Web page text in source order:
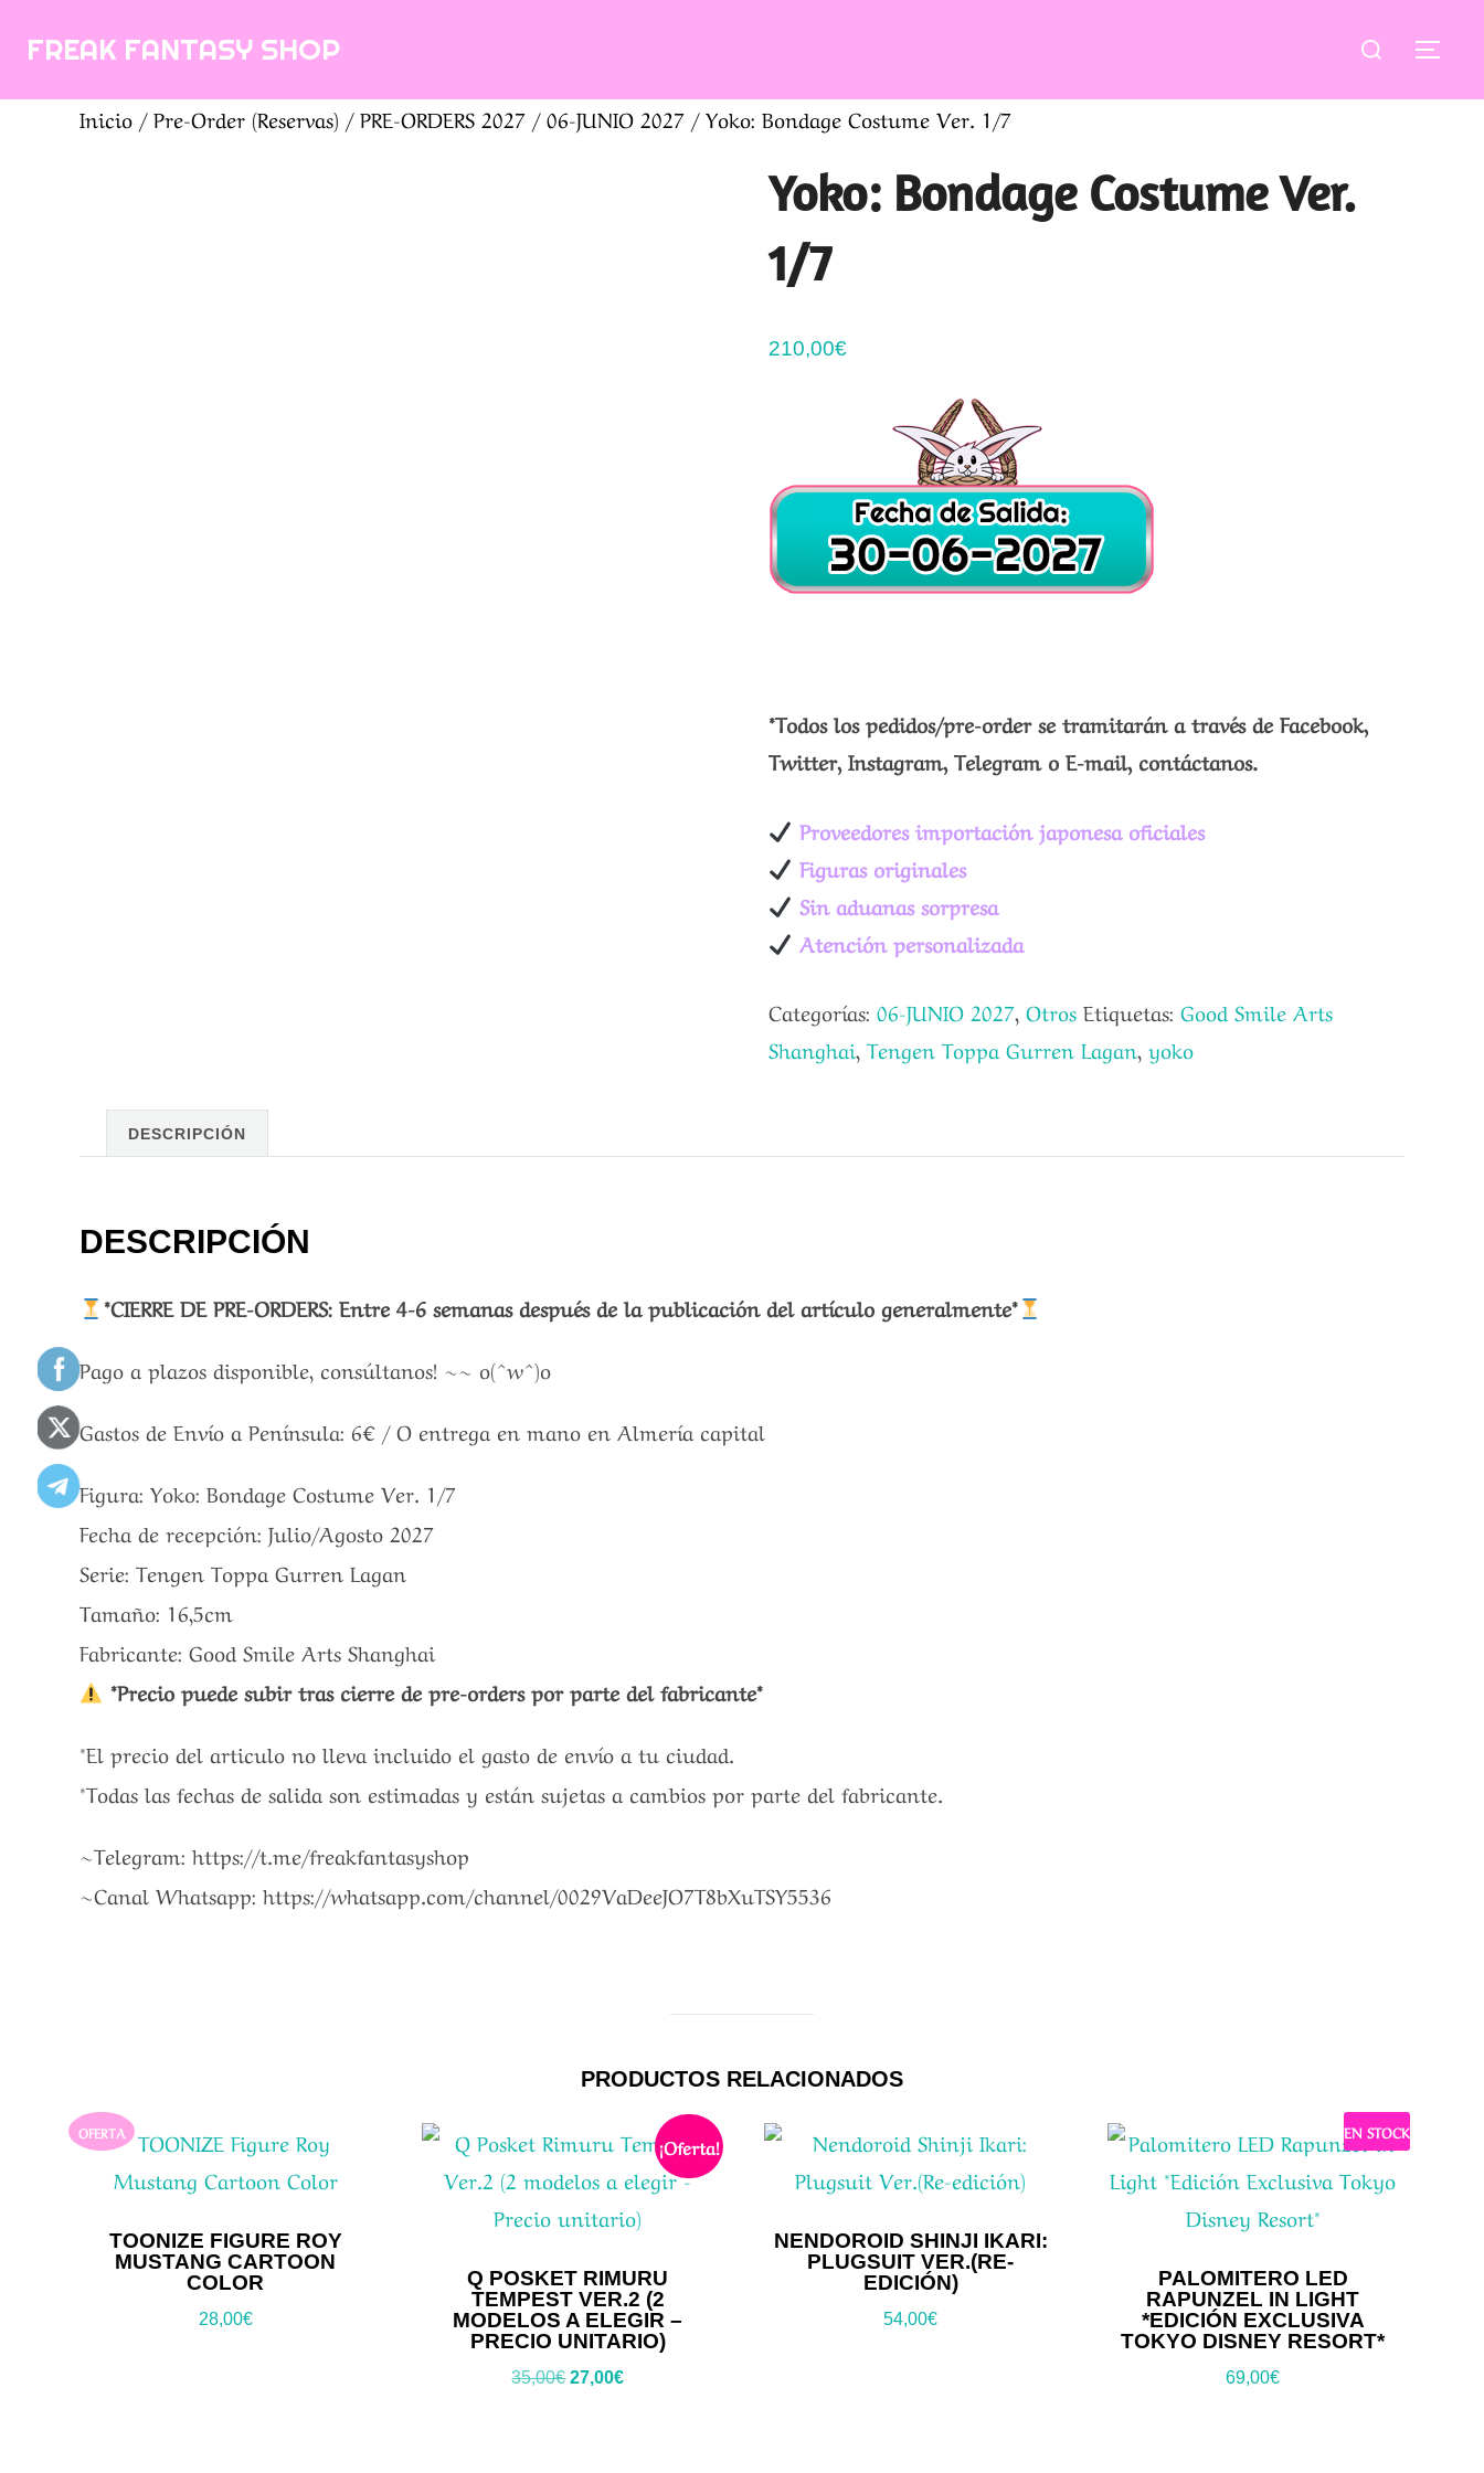
contenido
FREAK FANTASY SHOP Buscar:
Inicio /Pre-Order (Reservas) /PRE-ORDERS 2027 /06-JUNIO 2027 / Yoko: Bondage Costume Ver. 1/7
Yoko: Bondage Costume Ver.
1/7
210,00€
*Todos los pedidos/pre-order se tramitarán a través de Facebook,
Twitter, Instagram, Telegram o E-mail, contáctanos.
Proveedores importación japonesa oficiales
Figuras originales
Sin aduanas sorpresa
Atención personalizada
Categorías: 06-JUNIO 2027, Otros Etiquetas: Good Smile Arts
Shanghai, Tengen Toppa Gurren Lagan, yoko
DESCRIPCIÓN
DESCRIPCIÓN
*CIERRE DE PRE-ORDERS: Entre 4-6 semanas después de la publicación del artículo generalmente*
Pago a plazos disponible, consúltanos! ~~ o(^w^)o
Gastos de Envío a Península: 6€ / O entrega en mano en Almería capital
Figura: Yoko: Bondage Costume Ver. 1/7
Fecha de recepción: Julio/Agosto 2027
Serie: Tengen Toppa Gurren Lagan
Tamaño: 16,5cm
Fabricante: Good Smile Arts Shanghai
*Precio puede subir tras cierre de pre-orders por parte del fabricante*
*El precio del articulo no lleva incluido el gasto de envío a tu ciudad.
*Todas las fechas de salida son estimadas y están sujetas a cambios por parte del fabricante.
~Telegram: https://t.me/freakfantasyshop
~Canal Whatsapp: https://whatsapp.com/channel/0029VaDeeJO7T8bXuTSY5536
PRODUCTOS RELACIONADOS
OFERTA
TOONIZE FIGURE ROY
MUSTANG CARTOON
COLOR
28,00€
¡Oferta!
Q POSKET RIMURU
TEMPEST VER.2 (2
MODELOS A ELEGIR –
PRECIO UNITARIO)
35,00€El
27,00€El
NENDOROID SHINJI IKARI:
PLUGSUIT VER.(RE-
EDICIÓN)
54,00€
EN STOCK
PALOMITERO LED
RAPUNZEL IN LIGHT
*EDICIÓN EXCLUSIVA
TOKYO DISNEY RESORT*
69,00€